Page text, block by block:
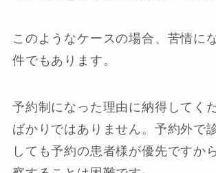
このようなケースの場合、苦情に
件でもあります。
予約制になった理由に納得してく
ばかりではありません。予約外で
しても予約の患者様が優先ですか